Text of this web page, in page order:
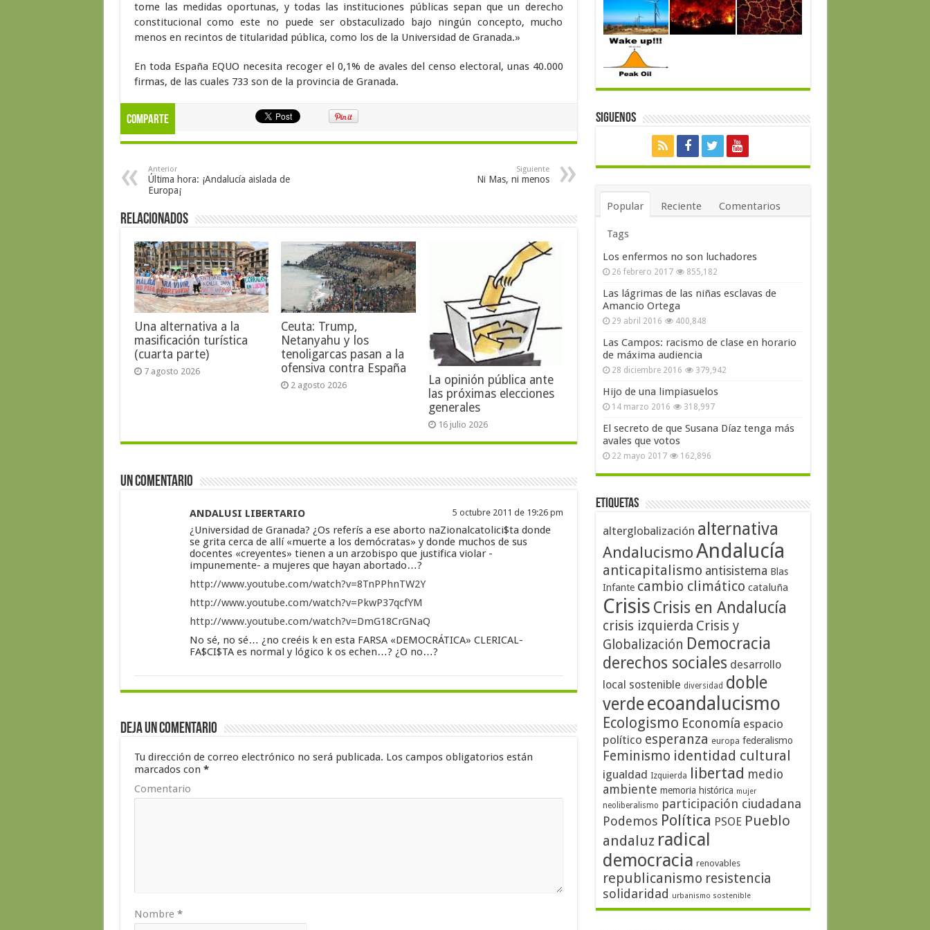
tome las medidas oportunas, y todas las instituciones públicas sepan que un derecho
constitucional como este no puede ser obstaculizado bajo ningún concepto, mucho
menos en recintos de titularidad pública, como los de la Universidad de Granada.»
En toda España EQUO necesita recoger el 0,1% de avales del censo electoral, unas 40.000
firmas, de las cuales 733 son de la provincia de Granada.
Comparte
Anterior
Última hora: ¡Andalucía aislada de
Europa¡
Siguiente
Ni Mas, ni menos
Relacionados
Una alternativa a la
masificación turística
(cuarta parte)
7 agosto 2026
Ceuta: Trump,
Netanyahu y los
tenoligarcas pasan a la
ofensiva contra España
2 agosto 2026
La opinión pública ante
las próximas elecciones
generales
16 julio 2026
Un comentario
ANDALUSI LIBERTARIO 5 octubre 2011 de 19:26 pm
¿Universidad de Granada? ¿Os referís a ese aborto naZionalcatolici$ta donde
se grita cerca de allí «muerte a los demócratas» y donde muchos de sus
docentes «creyentes» tienen a un arzobispo que justifica violar -
impunemente- a mujeres que hayan abortado…?
http://www.youtube.com/watch?v=8TnPPhnTW2Y
http://www.youtube.com/watch?v=PkwP37qcfYM
http://www.youtube.com/watch?v=DmG18CrGNaQ
No sé, no sé… ¿no creéis k en esta FARSA «DEMOCRÁTICA» CLERICAL-
FA$CI$TA es normal y lógico k os echen…? ¿O no…?
Deja un comentario
Tu dirección de correo electrónico no será publicada. Los campos obligatorios están
marcados con *
Comentario
Nombre *
Siguenos
Popular Reciente Comentarios
Tags
Los enfermos no son luchadores
26 febrero 2017 855,182
Las lágrimas de las niñas esclavas de
Amancio Ortega
29 abril 2016 400,848
Las Campos: racismo de clase en horario
de máxima audiencia
28 diciembre 2016 379,942
Hijo de una limpiasuelos
14 marzo 2016 318,997
El secreto de que Susana Díaz tenga más
avales que votos
22 mayo 2017 162,896
Etiquetas
alterglobalización alternativa
AndalucismoAndalucía
anticapitalismo antisistema Blas
Infante cambio climático cataluña
Crisis Crisis en Andalucía
crisis izquierda Crisis y
Globalización Democracia
derechos sociales desarrollo
local sostenible diversidad doble
verdeecoandalucismo
Ecologismo Economía espacio
político esperanza europa federalismo
Feminismo identidad cultural
igualdad Izquierda libertad medio
ambiente memoria histórica mujer
neoliberalismo participación ciudadana
Podemos Política PSOE Pueblo
andaluz radical
democracia renovables
republicanismo resistencia
solidaridad urbanismo sostenible